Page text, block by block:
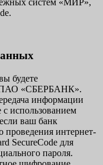
будете
ПАО «СБЕРБАНК».
информации
использованием
ваш банк
проведения интернет-
SecureCode для
пароля.